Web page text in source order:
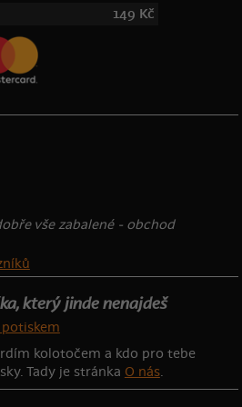
149 Kč
vše zabalené - obchod
který jinde nenajdeš
kolotočem a kdo pro tebe
Tady je stránka O nás.